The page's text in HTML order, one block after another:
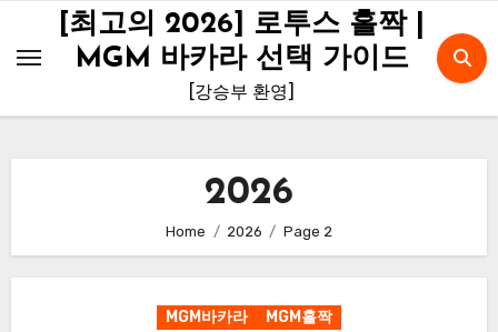
[최고의 2026] 로투스 홀짝 |
MGM 바카라 선택 가이드
[강승부 환영]
2026
Home 2026 Page 2
MGM바카라 MGM홀짝